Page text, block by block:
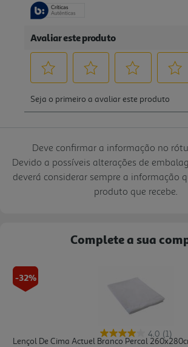
Deve confirmar a informação no
Devido a possíveis alterações de
deverá considerar sempre a informação
produto que recebe.
Complete a sua
-32%
4.0 (1)
Lençol De Cima Actuel Branco Percal